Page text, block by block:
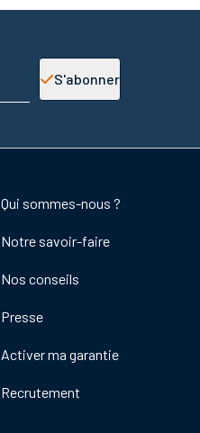
S'abonner
Footer
de
Qui sommes-nous ?
Notre savoir-faire
Nos conseils
Presse
Activer ma garantie
Recrutement